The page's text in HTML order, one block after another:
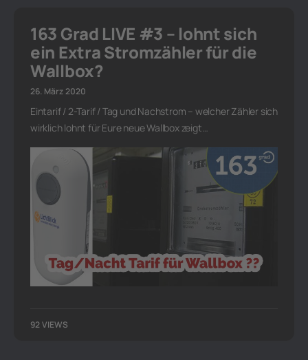
163 Grad LIVE #3 – lohnt sich
ein Extra Stromzähler für die
Wallbox?
26. März 2020
Eintarif / 2-Tarif / Tag und Nachstrom – welcher Zähler sich
wirklich lohnt für Eure neue Wallbox zeigt…
92 VIEWS